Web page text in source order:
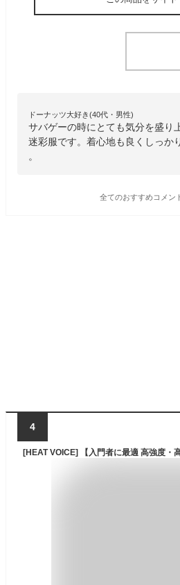
ドーナッツ大好き(40代・男性)
サバゲーの時にとても気分を盛り
迷彩服です。着心地も良くしっか
。
全てのおすすめコメン
4